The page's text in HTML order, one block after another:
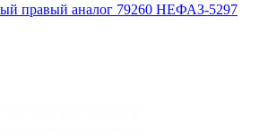
правый аналог 79260 НЕФАЗ-5297